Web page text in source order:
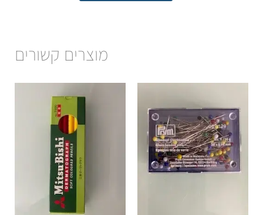
מוצרים קשורים